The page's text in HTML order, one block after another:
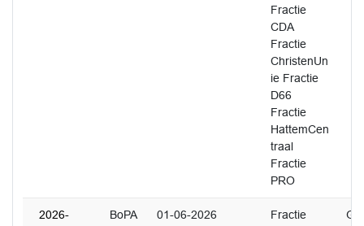
Fractie
CDA
Fractie
ChristenUn
ie Fractie
D66
Fractie
HattemCen
traal
Fractie
PRO
2026-
BoPA
01-06-2026
Fractie